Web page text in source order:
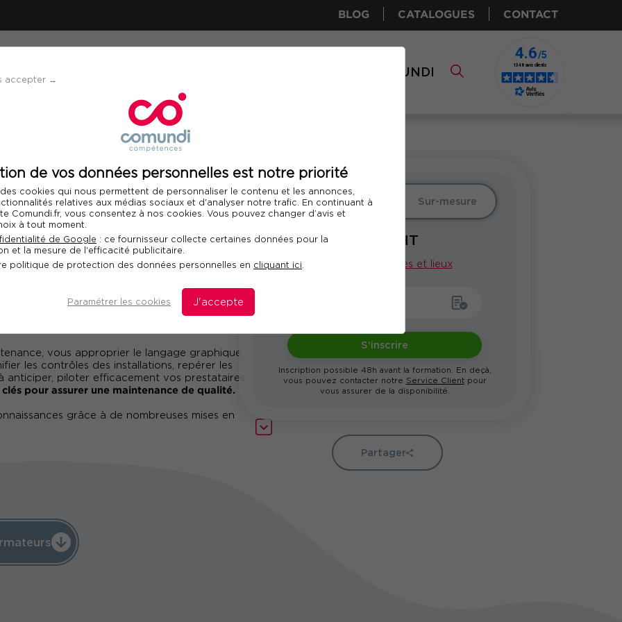
accepter →
de vos données personnelles est notre priorité
cookies qui nous permettent de personnaliser le contenu et les annonces,
relatives aux médias sociaux et d'analyser notre trafic. En continuant à
Comundi.fr, vous consentez à nos cookies. Vous pouvez changer d’avis et
à tout moment.
de Google : ce fournisseur collecte certaines données pour la
et la mesure de l'efficacité publicitaire.
politique de protection des données personnelles en cliquant ici.
Paramétrer les cookies J'accepte
BLOG CATALOGUES CONTACT
COMUNDI
de la maintenance et des travaux d'entretien
Télécharger le programme
de la
d'entretien
vous approprier le langage graphique
les contrôles des installations, repérer les
piloter efficacement vos prestataires
pour assurer une maintenance de qualité.
grâce à de nombreuses mises en
Inter Intra Sur-mesure
€ HT
Voir nos dates et lieux
S'inscrire
Inscription possible 48h avant la formation. En deçà,
vous pouvez contacter notre Service Clientpour
vous assurer de la disponibilité.
Partager